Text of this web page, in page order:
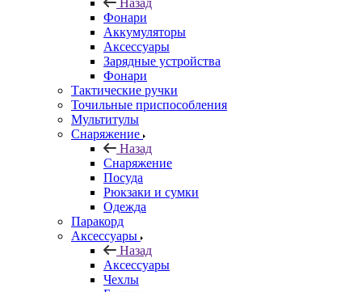
Назад
Фонари
Аккумуляторы
Аксессуары
Зарядные устройства
Фонари
Тактические ручки
Точильные приспособления
Мультитулы
Снаряжение
Назад
Снаряжение
Посуда
Рюкзаки и сумки
Одежда
Паракорд
Аксессуары
Назад
Аксессуары
Чехлы